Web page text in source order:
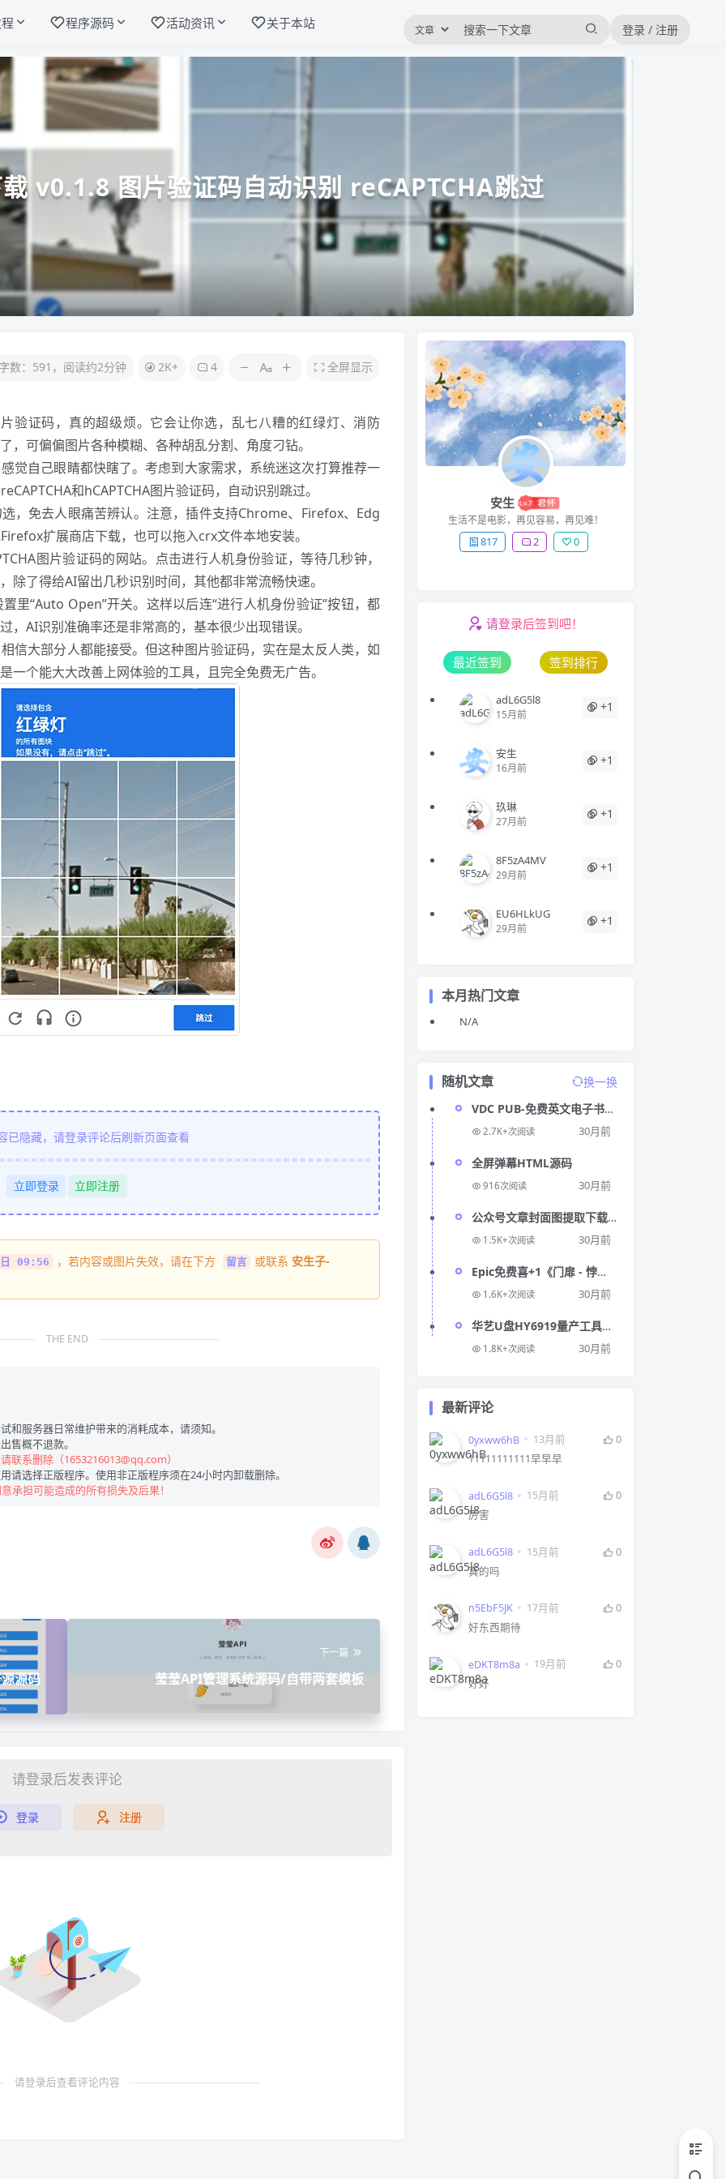
程序源码 活动资讯 关于本站 登录 / 注册
v0.1.8 图片验证码自动识别 reCAPTCHA跳过
数：591，阅读约2分钟 2K+ 4 全屏显示
验证码，真的超级烦。它会让你选，乱七八糟的红绿灯、消防
，可偏偏图片各种模糊、各种胡乱分割、角度刁钻。
觉自己眼睛都快瞎了。考虑到大家需求，系统迷这次打算推荐一
和hCAPTCHA图片验证码，自动识别跳过。
，免去人眼痛苦辨认。注意，插件支持Chrome、Firefox、Edg
扩展商店下载，也可以拖入crx文件本地安装。
图片验证码的网站。点击进行人机身份验证，等待几秒钟，
除了得给AI留出几秒识别时间，其他都非常流畅快速。
里“Auto Open”开关。这样以后连“进行人机身份验证”按钮，都
，AI识别准确率还是非常高的，基本很少出现错误。
信大部分人都能接受。但这种图片验证码，实在是太反人类，如
一个能大大改善上网体验的工具，且完全免费无广告。
已隐藏，请登录评论后刷新页面查看
立即登录 立即注册
日 09:56 ，若内容或图片失效，请在下方 留言 或联系 安生子-
THE END
服务器日常维护带来的消耗成本，请须知。
售概不退款。
联系删除（1653216013@qq.com）
选择正版程序。使用非正版程序须在24小时内卸载删除。
承担可能造成的所有损失及后果！
源码
下一篇
莹莹API管理系统源码/自带两套模板
请登录后发表评论
登录 注册
请登录后查看评论内容
安生
生活不是电影，再见容易，再见难！
817 2 0
请登录后签到吧！
最近签到 签到排行
adL6G5l8
15月前
+1
安生
16月前
+1
玖琳
27月前
+1
8F5zA4MV
29月前
+1
EU6HLkUG
29月前
+1
本月热门文章
N/A
随机文章
换一换
VDC PUB-免费英文电子书下
载网站
2.7K+次阅读 30月前
全屏弹幕HTML源码
916次阅读 30月前
公众号文章封面图提取下载
器 1.5K+次阅读 30月前
Epic免费喜+1《门扉 - 悖
论》1.6K+次阅读 30月前
华艺U盘HY6919量产工具合
集 1.8K+次阅读 30月前
最新评论
0yxww6hB 13月前
0
11111111111早早早
adL6G5l8 15月前
0
厉害
adL6G5l8 15月前
0
真的吗
n5EbF5JK 17月前
0
好东西期待
eDKT8m8a 19月前
0
好好